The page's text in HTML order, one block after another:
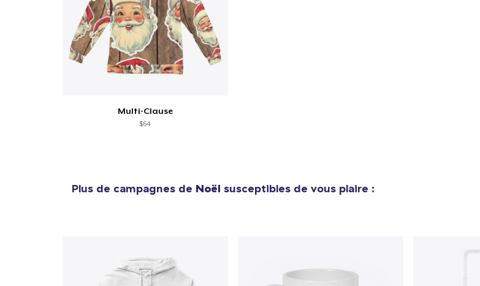
Multi-Clause
$64
Plus de campagnes de Noël susceptibles de vous plaire :